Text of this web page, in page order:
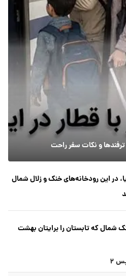
ترفندها و نکات سفر راحت
در این رودخانه‌های خنک و زلال شمال
شمال که تابستان را برایتان بهشت